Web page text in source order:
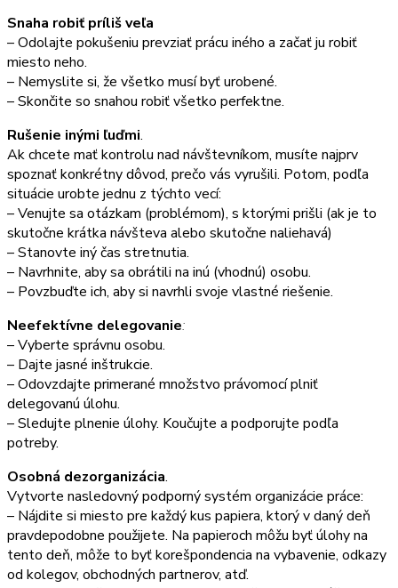
Snaha robiť príliš veľa
– Odolajte pokušeniu prevziať prácu iného a začať ju robiť
miesto neho.
– Nemyslite si, že všetko musí byť urobené.
– Skončite so snahou robiť všetko perfektne.
Rušenie inými ľuďmi.
Ak chcete mať kontrolu nad návštevníkom, musíte najprv
spoznať konkrétny dôvod, prečo vás vyrušili. Potom, podľa
situácie urobte jednu z týchto vecí:
– Venujte sa otázkam (problémom), s ktorými prišli (ak je to
skutočne krátka návšteva alebo skutočne naliehavá)
– Stanovte iný čas stretnutia.
– Navrhnite, aby sa obrátili na inú (vhodnú) osobu.
– Povzbuďte ich, aby si navrhli svoje vlastné riešenie.
Neefektívne delegovanie:
– Vyberte správnu osobu.
– Dajte jasné inštrukcie.
– Odovzdajte primerané množstvo právomocí plniť
delegovanú úlohu.
– Sledujte plnenie úlohy. Koučujte a podporujte podľa
potreby.
Osobná dezorganizácia.
Vytvorte nasledovný podporný systém organizácie práce:
– Nájdite si miesto pre každý kus papiera, ktorý v daný deň
pravdepodobne použijete. Na papieroch môžu byť úlohy na
tento deň, môže to byť korešpondencia na vybavenie, odkazy
od kolegov, obchodných partnerov, atď.